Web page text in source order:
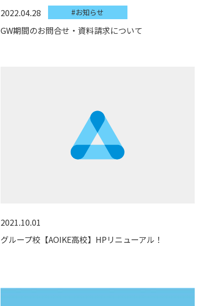
2022.04.28 #お知らせ
GW期間のお問合せ・資料請求について
2021.10.01
グループ校【AOIKE高校】HPリニューアル！